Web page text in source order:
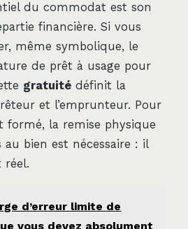
du commodat est son
financière. Si vous
même symbolique, le
de prêt à usage pour
gratuité définit la
et l’emprunteur. Pour
formé, la remise physique
au bien est nécessaire : il
réel.
d’erreur limite de
vous devez absolument